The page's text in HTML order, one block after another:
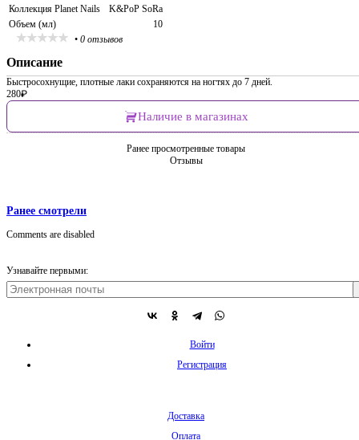
Коллекция Planet Nails
K&PoP SoRa
Объем (мл)
10
• 0 отзывов
Описание
Быстросохнущие, плотные лаки сохраняются на ногтях до 7 дней.
280₽
Наличие в магазинах
Ранее просмотренные товары
Отзывы
Ранее смотрели
Comments are disabled
Узнавайте первыми:
Войти
Регистрация
Доставка
Оплата